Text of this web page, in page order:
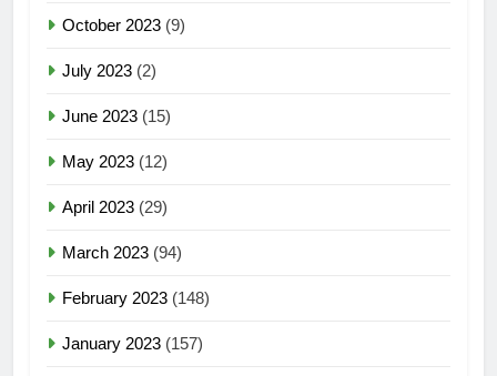
October 2023 (9)
July 2023 (2)
June 2023 (15)
May 2023 (12)
April 2023 (29)
March 2023 (94)
February 2023 (148)
January 2023 (157)